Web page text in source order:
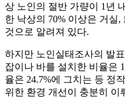
상 노인의 절반 가량이 1년
한 낙상의 70% 이상은 거실
것으로 알려져 있다.
하지만 노인실태조사의 발
잡이나 바를 설치한 비율은
율은 24.7%에 그치는 등 정
위한 환경 개선이 충분히 이